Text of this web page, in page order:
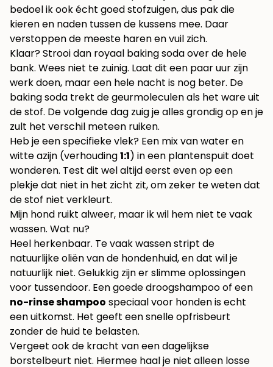
bedoel ik ook écht goed stofzuigen, dus pak die
kieren en naden tussen de kussens mee. Daar
verstoppen de meeste haren en vuil zich.
Klaar? Strooi dan royaal baking soda over de hele
bank. Wees niet te zuinig. Laat dit een paar uur zijn
werk doen, maar een hele nacht is nog beter. De
baking soda trekt de geurmoleculen als het ware uit
de stof. De volgende dag zuig je alles grondig op en je
zult het verschil meteen ruiken.
Heb je een specifieke vlek? Een mix van water en
witte azijn (verhouding1:1) in een plantenspuit doet
wonderen. Test dit wel altijd eerst even op een
plekje dat niet in het zicht zit, om zeker te weten dat
de stof niet verkleurt.
Mijn hond ruikt alweer, maar ik wil hem niet te vaak
wassen. Wat nu?
Heel herkenbaar. Te vaak wassen stript de
natuurlijke oliën van de hondenhuid, en dat wil je
natuurlijk niet. Gelukkig zijn er slimme oplossingen
voor tussendoor. Een goede droogshampoo of een
no-rinse shampoo speciaal voor honden is echt
een uitkomst. Het geeft een snelle opfrisbeurt
zonder de huid te belasten.
Vergeet ook de kracht van een dagelijkse
borstelbeurt niet. Hiermee haal je niet alleen losse